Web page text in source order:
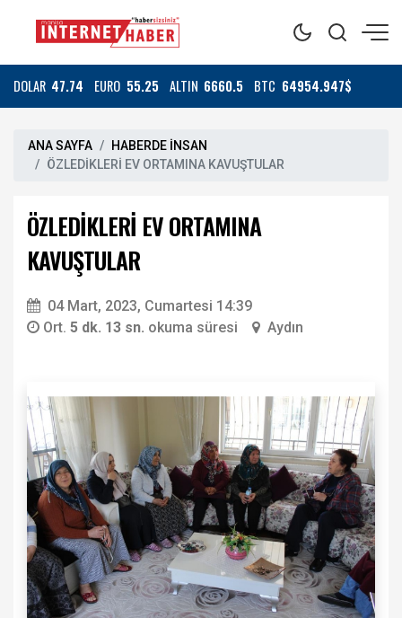
DOLAR 47.74 EURO 55.25 ALTIN 6660.5 BTC 64954.947$
ANA SAYFA
HABERDE İNSAN
ÖZLEDİKLERİ EV ORTAMINA KAVUŞTULAR
ÖZLEDİKLERİ EV ORTAMINA
KAVUŞTULAR
04 Mart, 2023, Cumartesi 14:39
Ort. 5 dk. 13 sn. okuma süresi Aydın